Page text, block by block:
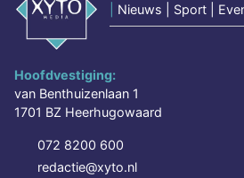
Nieuws | Sport |
Hoofdvestiging:
van Benthuizenlaan 1
1701 BZ Heerhugowaard
072 8200 600
redactie@xyto.nl